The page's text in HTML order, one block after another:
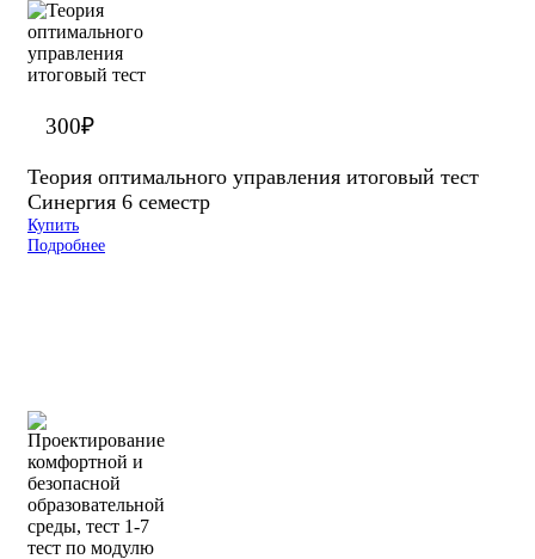
300₽
Теория оптимального управления итоговый тест
Синергия 6 семестр
Купить
Подробнее